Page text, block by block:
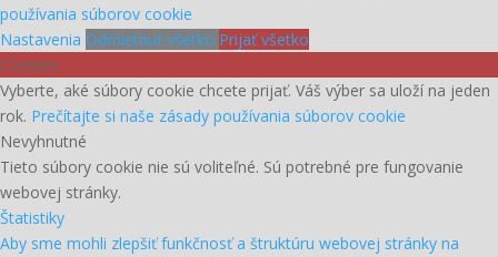
používania súborov cookie
Nastavenia Odmietnuť všetko Prijať všetko
Cookies
Vyberte, aké súbory cookie chcete prijať. Váš výber sa uloží na jeden
rok. Prečítajte si naše zásady používania súborov cookie
Nevyhnutné
Tieto súbory cookie nie sú voliteľné. Sú potrebné pre fungovanie
webovej stránky.
Štatistiky
Aby sme mohli zlepšiť funkčnosť a štruktúru webovej stránky na